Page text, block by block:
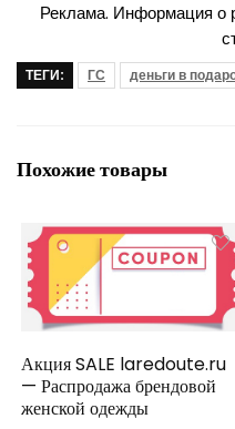
Реклама. Информация о
ТЕГИ: ГС деньги в
Похожие товары
Акция SALE laredoute.ru
— Распродажа брендовой
женской одежды